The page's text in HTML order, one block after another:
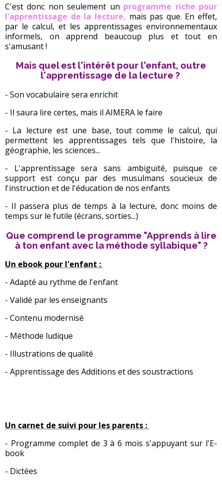
C'est donc non seulement un programme riche pour
l'apprentissage de la lecture, mais pas que. En effet,
par le calcul, et les apprentissages environnementaux
informels, on apprend beaucoup plus et tout en
s'amusant !
Mais quel est l'intérêt pour l'enfant, outre
l'apprentissage de la lecture ?
- Son vocabulaire sera enrichit
- Il saura lire certes, mais il AIMERA le faire
- La lecture est une base, tout comme le calcul, qui
permettent les apprentissages tels que l'histoire, la
géographie, les sciences...
- L'apprentissage sera sans ambiguïté, puisque ce
support est conçu par des musulmans soucieux de
l'instruction et de l'éducation de nos enfants
- Il passera plus de temps à la lecture, donc moins de
temps sur le futile (écrans, sorties...)
Que comprend le programme "Apprends à lire
à ton enfant avec la méthode syllabique" ?
Un ebook pour l'enfant :
- Adapté au rythme de l'enfant
- Validé par les enseignants
- Contenu modernisé
- Méthode ludique
- Illustrations de qualité
- Apprentissage des Additions et des soustractions
Un carnet de suivi pour les parents :
- Programme complet de 3 à 6 mois s'appuyant sur l'E-
book
- Dictées